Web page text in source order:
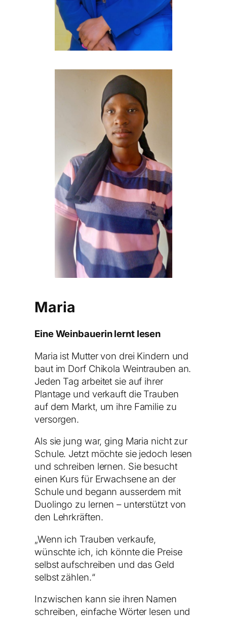
Maria
Eine Weinbauerin lernt lesen
Maria ist Mutter von drei Kindern und
baut im Dorf Chikola Weintrauben an.
Jeden Tag arbeitet sie auf ihrer
Plantage und verkauft die Trauben
auf dem Markt, um ihre Familie zu
versorgen.
Als sie jung war, ging Maria nicht zur
Schule. Jetzt möchte sie jedoch lesen
und schreiben lernen. Sie besucht
einen Kurs für Erwachsene an der
Schule und begann ausserdem mit
Duolingo zu lernen – unterstützt von
den Lehrkräften.
„Wenn ich Trauben verkaufe,
wünschte ich, ich könnte die Preise
selbst aufschreiben und das Geld
selbst zählen.“
Inzwischen kann sie ihren Namen
schreiben, einfache Wörter lesen und